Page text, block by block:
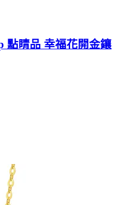
點睛品 幸福花開金鑲